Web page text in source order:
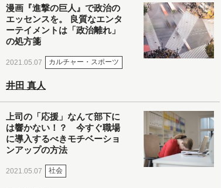
漫画『進撃の巨人』で政治の
エッセンスを。 良質なエンタ
ーテイメントは「政治離れ」
の処方箋
2021.05.07 カルチャー・スポーツ
井田 真人
上司の「応援」なんて部下に
は響かない！？ 今すぐ職場
に導入するべきモチベーショ
ンアップの方法
2021.05.07 社会